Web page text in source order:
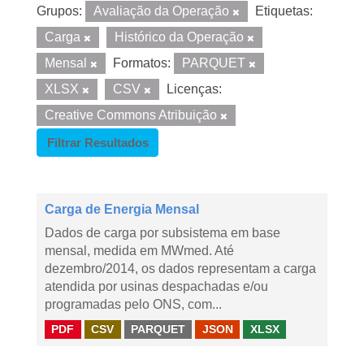
Grupos: Avaliação da Operação
Etiquetas:
Carga
Histórico da Operação
Mensal
Formatos:
PARQUET
XLSX
CSV
Licenças:
Creative Commons Atribuição
Filtrar Resultados
Carga de Energia Mensal
Dados de carga por subsistema em base
mensal, medida em MWmed. Até
dezembro/2014, os dados representam a carga
atendida por usinas despachadas e/ou
programadas pelo ONS, com...
PDF CSV PARQUET JSON XLSX